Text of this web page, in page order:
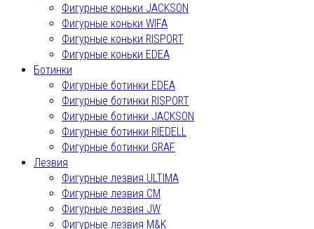
Фигурные коньки JACKSON
Фигурные коньки WIFA
Фигурные коньки RISPORT
Фигурные коньки EDEA
Ботинки
Фигурные ботинки EDEA
Фигурные ботинки RISPORT
Фигурные ботинки JACKSON
Фигурные ботинки RIEDELL
Фигурные ботинки GRAF
Лезвия
Фигурные лезвия ULTIMA
Фигурные лезвия СМ
Фигурные лезвия JW
Фигурные лезвия M&K